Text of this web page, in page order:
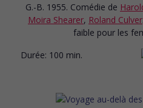
G.-B. 1955. Comédie de
Moira Shearer, Roland Culver
faible pour les
Durée: 100 min.